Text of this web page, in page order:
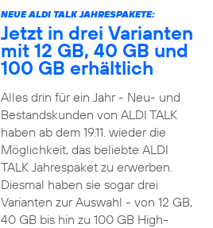
NEUE ALDI TALK JAHRESPAKETE:
Jetzt in drei Varianten
mit 12 GB, 40 GB und
100 GB erhältlich
Alles drin für ein Jahr - Neu- und
Bestandskunden von ALDI TALK
haben ab dem 19.11. wieder die
Möglichkeit, das beliebte ALDI
TALK Jahrespaket zu erwerben.
Diesmal haben sie sogar drei
Varianten zur Auswahl - von 12 GB,
40 GB bis hin zu 100 GB High-